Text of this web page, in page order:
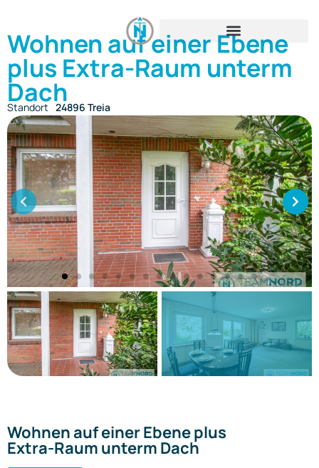
Wohnen auf einer Ebene
plus Extra-Raum unterm
Dach
Standort 24896 Treia
Wohnen auf einer Ebene plus
Extra-Raum unterm Dach